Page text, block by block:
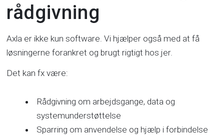
rådgivning
Axla er ikke kun software. Vi hjælper også med at få
løsningerne forankret og brugt rigtigt hos jer.
Det kan fx være:
Rådgivning om arbejdsgange, data og
systemunderstøttelse
Sparring om anvendelse og hjælp i forbindelse